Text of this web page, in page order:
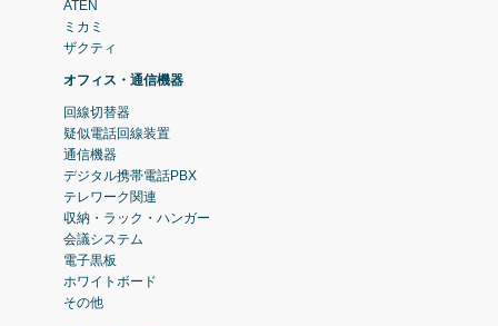
ATEN
ミカミ
ザクティ
オフィス・通信機器
回線切替器
疑似電話回線装置
通信機器
デジタル携帯電話PBX
テレワーク関連
収納・ラック・ハンガー
会議システム
電子黒板
ホワイトボード
その他